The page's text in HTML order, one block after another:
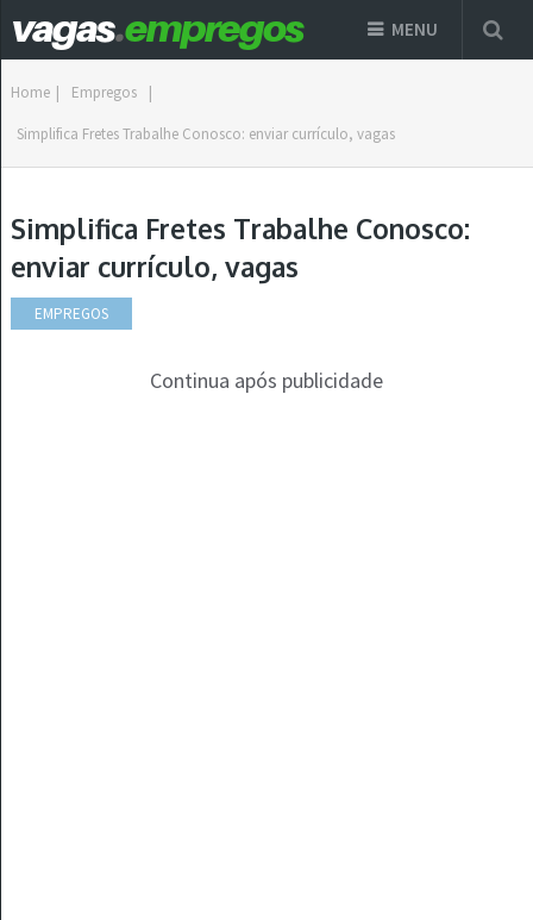
MENU
Home | Empregos |
Simplifica Fretes Trabalhe Conosco: enviar currículo, vagas
Simplifica Fretes Trabalhe Conosco:
enviar currículo, vagas
EMPREGOS
Continua após publicidade